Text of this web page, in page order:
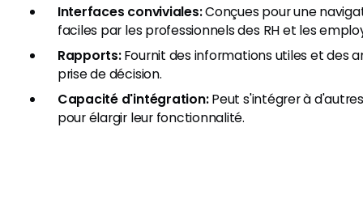
Interfaces conviviales:Conçues pour une
faciles par les professionnels des RH et les
Rapports:Fournit des informations utiles et des
prise de décision.
Capacité d'intégration:Peut s'intégrer à
pour élargir leur fonctionnalité.